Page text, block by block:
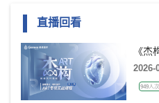
直播回看
《杰
2026-
949人次